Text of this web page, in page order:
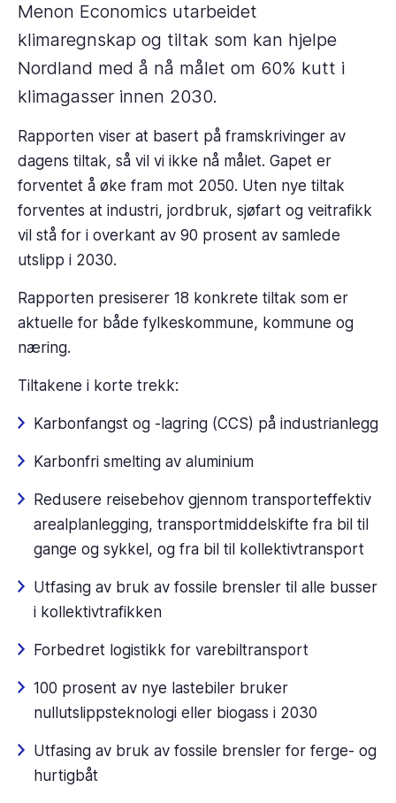
Menon Economics utarbeidet
klimaregnskap og tiltak som kan hjelpe
Nordland med å nå målet om 60% kutt i
klimagasser innen 2030.
Rapporten viser at basert på framskrivinger av
dagens tiltak, så vil vi ikke nå målet. Gapet er
forventet å øke fram mot 2050. Uten nye tiltak
forventes at industri, jordbruk, sjøfart og veitrafikk
vil stå for i overkant av 90 prosent av samlede
utslipp i 2030.
Rapporten presiserer 18 konkrete tiltak som er
aktuelle for både fylkeskommune, kommune og
næring.
Tiltakene i korte trekk:
Karbonfangst og -lagring (CCS) på industrianlegg
Karbonfri smelting av aluminium
Redusere reisebehov gjennom transporteffektiv
arealplanlegging, transportmiddelskifte fra bil til
gange og sykkel, og fra bil til kollektivtransport
Utfasing av bruk av fossile brensler til alle busser
i kollektivtrafikken
Forbedret logistikk for varebiltransport
100 prosent av nye lastebiler bruker
nullutslippsteknologi eller biogass i 2030
Utfasing av bruk av fossile brensler for ferge- og
hurtigbåt